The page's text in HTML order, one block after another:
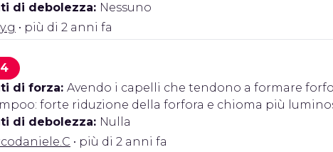
di debolezza: Nessuno
• più di 2 anni fa
4
di forza: Avendo i capelli che tendono a formare
forte riduzione della forfora e chioma più
di debolezza: Nulla
• più di 2 anni fa